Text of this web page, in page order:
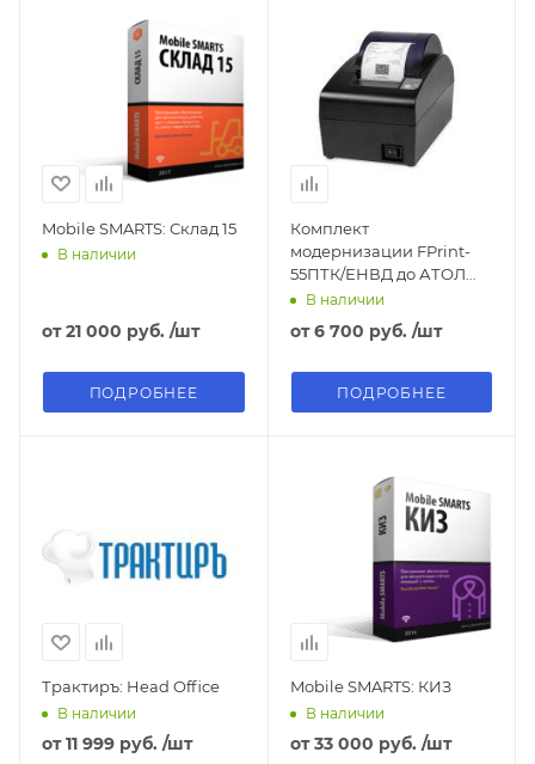
Mobile SMARTS: Склад 15
В наличии
от21 000 руб. /шт
ПОДРОБНЕЕ
Комплект
модернизации FPrint-
55ПТК/ЕНВД до АТОЛ
55ФВ наличии
от6 700 руб. /шт
ПОДРОБНЕЕ
Трактиръ: Head Office
В наличии
от11 999 руб. /шт
Mobile SMARTS: КИЗ
В наличии
от33 000 руб. /шт